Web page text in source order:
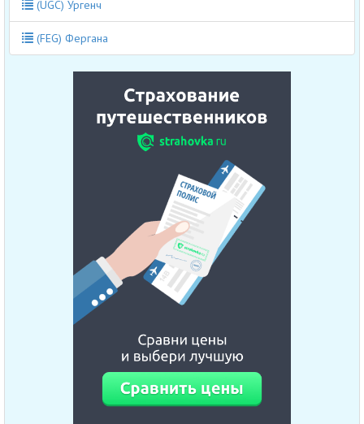
(UGC) Ургенч
(FEG) Фергана